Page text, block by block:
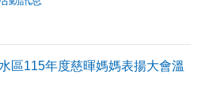
區115年度慈暉媽媽表揚大會溫